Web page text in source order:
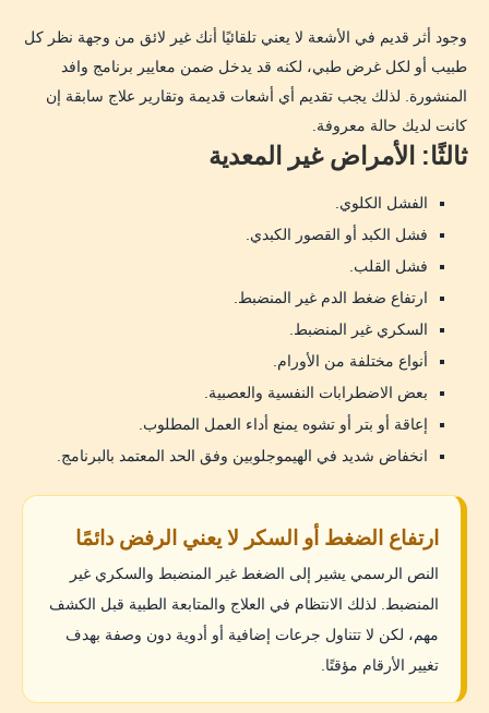
وجود أثر قديم في الأشعة لا يعني تلقائيًا أنك غير لائق من وجهة نظر كل
طبيب أو لكل غرض طبي، لكنه قد يدخل ضمن معايير برنامج وافد
المنشورة. لذلك يجب تقديم أي أشعات قديمة وتقارير علاج سابقة إن
كانت لديك حالة معروفة.
ثالثًا: الأمراض غير المعدية
الفشل الكلوي.
فشل الكبد أو القصور الكبدي.
فشل القلب.
ارتفاع ضغط الدم غير المنضبط.
السكري غير المنضبط.
أنواع مختلفة من الأورام.
بعض الاضطرابات النفسية والعصبية.
إعاقة أو بتر أو تشوه يمنع أداء العمل المطلوب.
انخفاض شديد في الهيموجلوبين وفق الحد المعتمد بالبرنامج.
ارتفاع الضغط أو السكر لا يعني الرفض دائمًا
النص الرسمي يشير إلى الضغط غير المنضبط والسكري غير
المنضبط. لذلك الانتظام في العلاج والمتابعة الطبية قبل الكشف
مهم، لكن لا تتناول جرعات إضافية أو أدوية دون وصفة بهدف
تغيير الأرقام مؤقتًا.